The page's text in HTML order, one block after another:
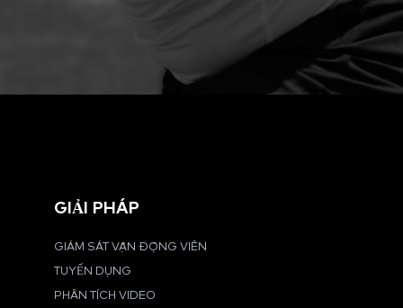
GIẢI PHÁP
GIÁM SÁT VẬN ĐỘNG VIÊN
TUYỂN DỤNG
PHÂN TÍCH VIDEO